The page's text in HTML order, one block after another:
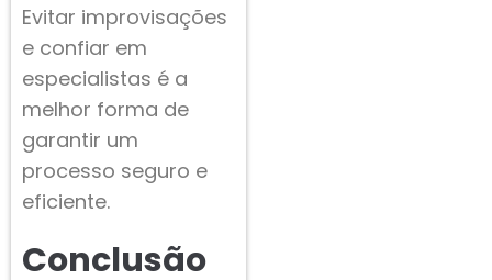
Evitar improvisações
e confiar em
especialistas é a
melhor forma de
garantir um
processo seguro e
eficiente.
Conclusão